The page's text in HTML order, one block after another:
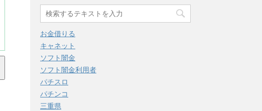
お金借りる
キャネット
ソフト闇金
ソフト闇金利用者
パチスロ
パチンコ
三重県